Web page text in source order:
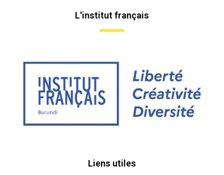
L'institut français
Liens utiles